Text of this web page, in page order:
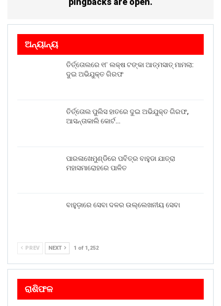
ଅନ୍ୟାନ୍ୟ
ତିର୍ତ୍ତୋଲରେ ୧୮ ଲକ୍ଷ ଟଙ୍କା ଆତ୍ମସାତ୍ ମାମଲା:
ଦୁଇ ଅଭିଯୁକ୍ତ ଗିରଫ
ତିର୍ତ୍ତୋଲ ପୁଲିସ ହାତରେ ଦୁଇ ଅଭିଯୁକ୍ତ ଗିରଫ,
ଆସନ୍ତାକାଲି କୋର୍ଟ…
ପାରଳାଖେମୁଣ୍ଡିରେ ପବିତ୍ର ବାହୁଡା ଯାତ୍ରା
ମହାସମାରୋହରେ ପାଳିତ
ବାହୁଡ଼ାରେ ସେବା ଦଳର ଉଲ୍ଲେଖନୀୟ ସେବା
PREV NEXT 1 of 1,252
ରାଶିଫଳ